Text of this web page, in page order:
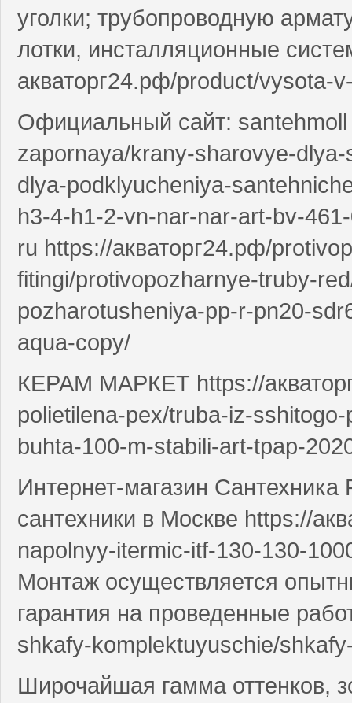
уголки; трубопроводную
лотки, инсталляционные
акваторг24.рф/product/vysota-
Официальный сайт: santehmoll
zapornaya/krany-sharovye-
dlya-podklyucheniya-
h3-4-h1-2-vn-nar-nar-art-bv-
ru https://акваторг24.рф/
fitingi/protivopozharnye-truby-
pozharotusheniya-pp-r-pn20-
aqua-copy/
КЕРАМ МАРКЕТ https://
polietilena-pex/truba-iz-
buhta-100-m-stabili-art-tpap-
Интернет-магазин Сантехника
сантехники в Москве https://
napolnyy-itermic-itf-130-130-
Монтаж осуществляется
гарантия на проведенные
shkafy-komplektuyuschie/
Широчайшая гамма оттенков,